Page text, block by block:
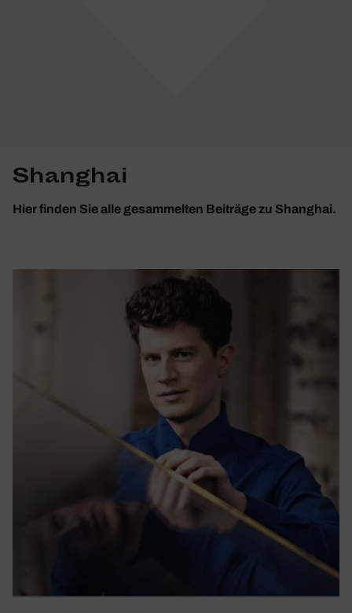
Shanghai
Hier finden Sie alle gesammelten Beiträge zu Shanghai.